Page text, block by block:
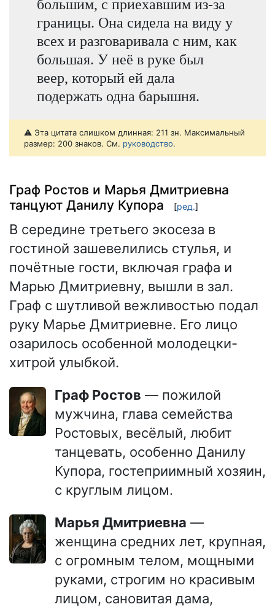
большим, с приехавшим из-за
границы. Она сидела на виду у
всех и разговаривала с ним, как
большая. У неё в руке был
веер, который ей дала
подержать одна барышня.
⚠️ Эта цитата слишком длинная: 211 зн. Максимальный
размер: 200 знаков. См. руководство.
Граф Ростов и Марья Дмитриевна
танцуют Данилу Купора
[ред.]
В середине третьего экосеза в
гостиной зашевелились стулья, и
почётные гости, включая графа и
Марью Дмитриевну, вышли в зал.
Граф с шутливой вежливостью подал
руку Марье Дмитриевне. Его лицо
озарилось особенной молодецки-
хитрой улыбкой.
Граф Ростов — пожилой
мужчина, глава семейства
Ростовых, весёлый, любит
танцевать, особенно Данилу
Купора, гостеприимный хозяин,
с круглым лицом.
Марья Дмитриевна —
женщина средних лет, крупная,
с огромным телом, мощными
руками, строгим но красивым
лицом, сановитая дама,